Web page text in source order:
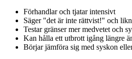
Förhandlar och tjatar intensivt
Säger "det är inte rättvist!" och
Testar gränser mer medvetet och
Kan hålla ett utbrott igång längre
Börjar jämföra sig med syskon